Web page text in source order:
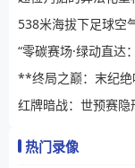
“零碳赛场·绿动直达
**终局之巅：末纪
红牌暗战：世预赛
热门录像